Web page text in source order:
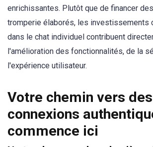
enrichissantes. Plutôt que de financer
tromperie élaborés, les investissements
dans le chat individuel contribuent
l'amélioration des fonctionnalités, de la
l'expérience utilisateur.
Votre chemin vers des
connexions
commence ici